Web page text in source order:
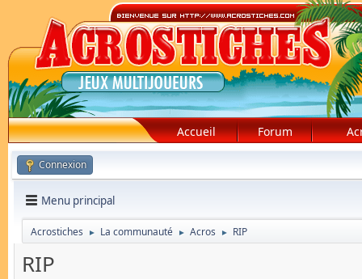
Accueil Forum
Connexion
Menu principal
Acrostiches ► La communauté ► Acros ► RIP
RIP